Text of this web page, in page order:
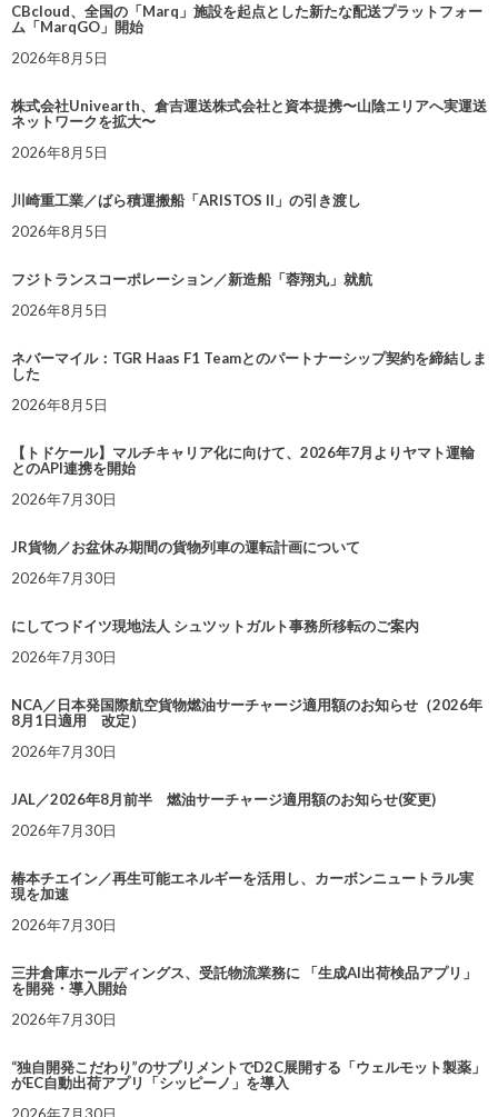
CBcloud、全国の「Marq」施設を起点とした新たな配送プラットフォー
ム「MarqGO」開始
2026年8月5日
株式会社Univearth、倉吉運送株式会社と資本提携〜山陰エリアへ実運送
ネットワークを拡大〜
2026年8月5日
川崎重工業／ばら積運搬船「ARISTOS II」の引き渡し
2026年8月5日
フジトランスコーポレーション／新造船「蓉翔丸」就航
2026年8月5日
ネバーマイル：TGR Haas F1 Teamとのパートナーシップ契約を締結しま
した
2026年8月5日
【トドケール】マルチキャリア化に向けて、2026年7月よりヤマト運輸
とのAPI連携を開始
2026年7月30日
JR貨物／お盆休み期間の貨物列車の運転計画について
2026年7月30日
にしてつドイツ現地法人 シュツットガルト事務所移転のご案内
2026年7月30日
NCA／日本発国際航空貨物燃油サーチャージ適用額のお知らせ（2026年
8月1日適用 改定）
2026年7月30日
JAL／2026年8月前半 燃油サーチャージ適用額のお知らせ(変更)
2026年7月30日
椿本チエイン／再生可能エネルギーを活用し、カーボンニュートラル実
現を加速
2026年7月30日
三井倉庫ホールディングス、受託物流業務に 「生成AI出荷検品アプリ」
を開発・導入開始
2026年7月30日
“独自開発こだわり”のサプリメントでD2C展開する「ウェルモット製薬」
がEC自動出荷アプリ「シッピーノ」を導入
2026年7月30日